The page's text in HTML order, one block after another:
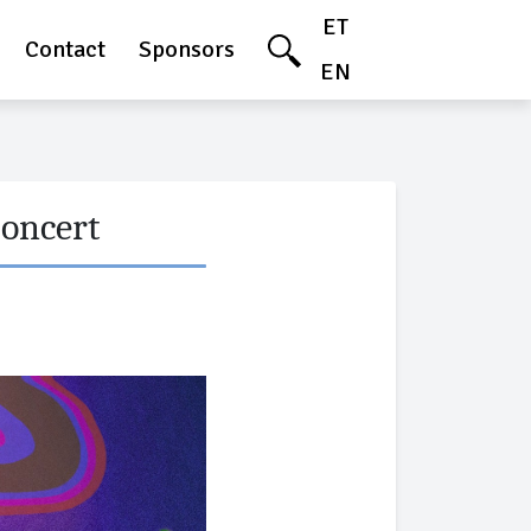
Contact Sponsors
ET
EN